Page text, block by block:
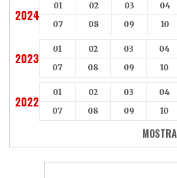
2024
01 02 03 04
07
08 09 10
2023
01 02 03 04
07
08 09 10
2022
01 02 03 04
07
08 09 10